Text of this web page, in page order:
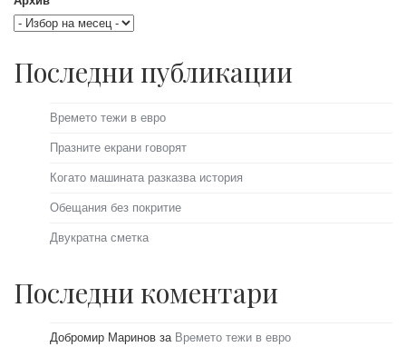
Последни публикации
Времето тежи в евро
Празните екрани говорят
Когато машината разказва история
Обещания без покритие
Двукратна сметка
Последни коментари
Добромир Маринов за Времето тежи в евро